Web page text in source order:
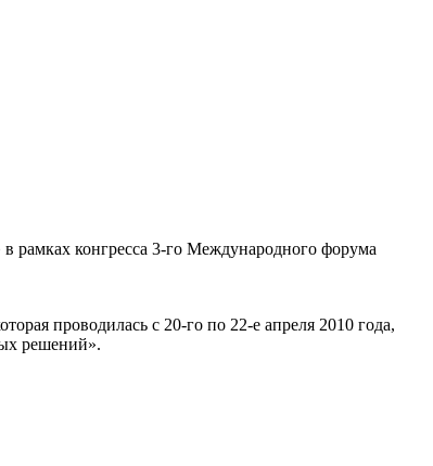
рамках конгресса 3-го Международного форума
проводилась с 20-го по 22-е апреля 2010 года,
решений».